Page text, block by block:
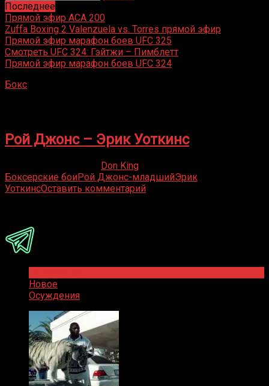
Последнее
Прямой эфир ACA 200
Zuffa Boxing 2 Valenzuela vs. Torres прямой эфир
Прямой эфир марафон боев UFC 325
Смотреть UFC 324: Гэйтжи – Пимблетт
Прямой эфир марафон боев UFC 324
Бокс
Рой Джонс – Эрик Уоткинс
Don King
Боксерские боиРой Джонс-младшийЭрик
УоткинсОставить комментарий
Новое
Осуждения